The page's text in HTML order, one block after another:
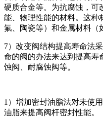
硬质合金等。为抗腐蚀，可
能、物理性能的材料。这种
氟、陶瓷等）和金属材料（
7）改变阀结构提高寿命法
命的阀的办法来达到提高寿
蚀阀、耐腐蚀阀等。
1）增加密封油脂法对未使
油脂来提高阀杆密封性能。